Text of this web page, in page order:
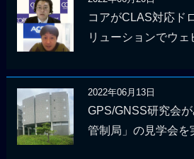
コアがCLAS対応ド
リューションでウェ
2022年06月13日
GPS/GNSS研究会
管制局」の見学会を